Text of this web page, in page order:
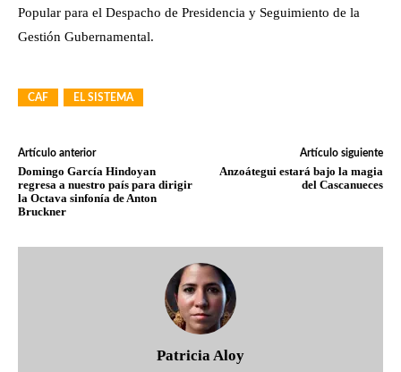
Popular para el Despacho de Presidencia y Seguimiento de la
Gestión Gubernamental.
CAF EL SISTEMA
Artículo anterior
Domingo García Hindoyan
regresa a nuestro país para dirigir
la Octava sinfonía de Anton
Bruckner
Artículo siguiente
Anzoátegui estará bajo la magia
del Cascanueces
Patricia Aloy